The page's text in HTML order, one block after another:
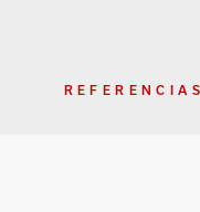
REFERENCIAS